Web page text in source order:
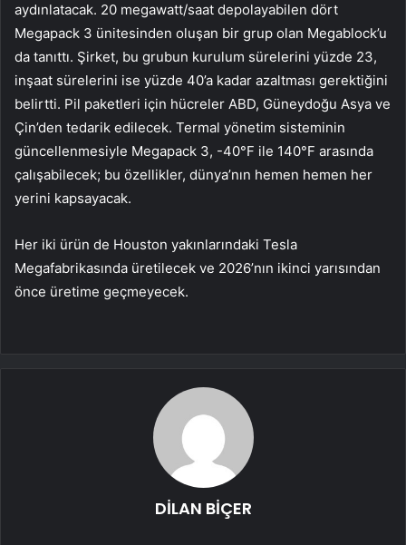
aydınlatacak. 20 megawatt/saat depolayabilen dört
Megapack 3 ünitesinden oluşan bir grup olan Megablock’u
da tanıttı. Şirket, bu grubun kurulum sürelerini yüzde 23,
inşaat sürelerini ise yüzde 40’a kadar azaltması gerektiğini
belirtti. Pil paketleri için hücreler ABD, Güneydoğu Asya ve
Çin’den tedarik edilecek. Termal yönetim sisteminin
güncellenmesiyle Megapack 3, -40°F ile 140°F arasında
çalışabilecek; bu özellikler, dünya’nın hemen hemen her
yerini kapsayacak.
Her iki ürün de Houston yakınlarındaki Tesla
Megafabrikasında üretilecek ve 2026’nın ikinci yarısından
önce üretime geçmeyecek.
DİLAN BİÇER